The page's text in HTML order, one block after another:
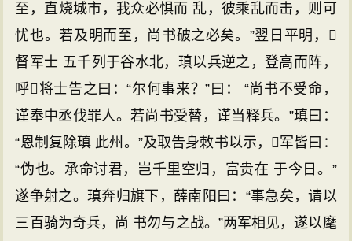
至，直烧城市，我众必惧而 乱，彼乘乱而击，则可
忧也。若及明而至，尚书破之必矣。”翌日平明，
督军士 五千列于谷水北，瑱以兵逆之，登高而阵，
呼将士告之曰：“尔何事来？”曰： “尚书不受命，
谨奉中丞伐罪人。若尚书受替，谨当释兵。”瑱曰：
“恩制复除瑱 此州。”及取告身敕书以示，军皆曰：
“伪也。承命讨君，岂千里空归，富贵在 于今日。”
遂争射之。瑱奔归旗下，薛南阳曰：“事急矣，请以
三百骑为奇兵，尚 书勿与之战。”两军相见，遂以麾